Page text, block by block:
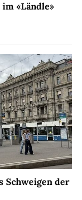
«Ländle»
Schweigen der